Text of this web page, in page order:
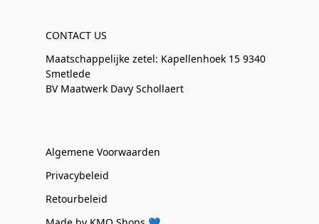
CONTACT US
Maatschappelijke zetel: Kapellenhoek 15 9340
Smetlede
BV Maatwerk Davy Schollaert
Algemene Voorwaarden
Privacybeleid
Retourbeleid